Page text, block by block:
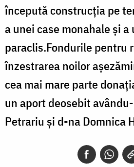
începută construcția pe
a unei case monahale și a
paraclis.Fondurile pentru
înzestrarea noilor
cea mai mare parte
un aport deosebit
Petrariu și d-na Domnica